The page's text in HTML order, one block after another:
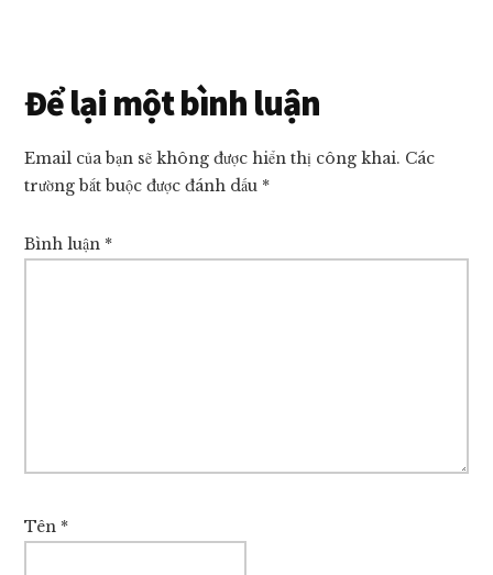
nhất
thị
trường!
Reader
Interactions
Để lại một bình luận
Email của bạn sẽ không được hiển thị công khai. Các
trường bắt buộc được đánh dấu *
Bình luận *
Tên *